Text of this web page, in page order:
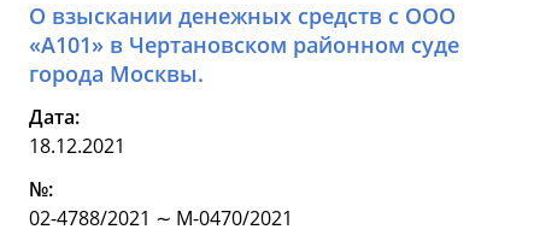
О взыскании денежных средств с ООО
«А101» в Чертановском районном суде
города Москвы.
Дата:
18.12.2021
№:
02-4788/2021 ∼ М-0470/2021